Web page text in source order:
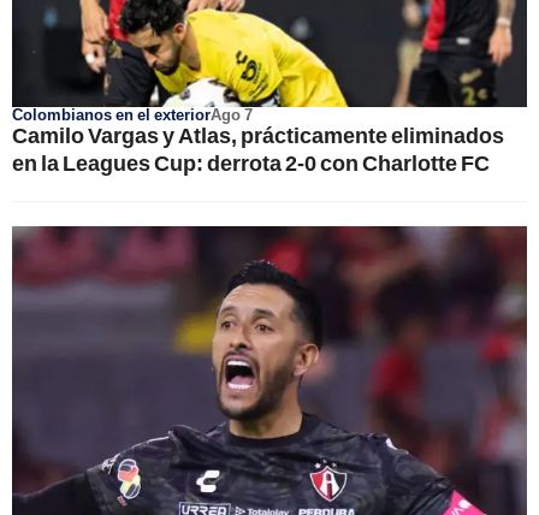
Colombianos en el exteriorAgo 7
Camilo Vargas y Atlas, prácticamente eliminados
en la Leagues Cup: derrota 2-0 con Charlotte FC